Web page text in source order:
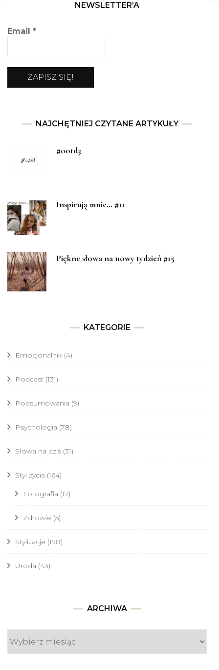
NEWSLETTER’A
Email *
NAJCHĘTNIEJ CZYTANE ARTYKUŁY
#ootd3
Inspirują mnie… #11
Piękne słowa na nowy tydzień #15
KATEGORIE
Emocjonalnik (4)
Podcast (131)
Podsumowania (9)
Psychologia (78)
Słowa na dziś (31)
Styl życia (164)
Fotografia (17)
Zdrowie (5)
Stylizacje (198)
Uroda (43)
ARCHIWA
Archiwa